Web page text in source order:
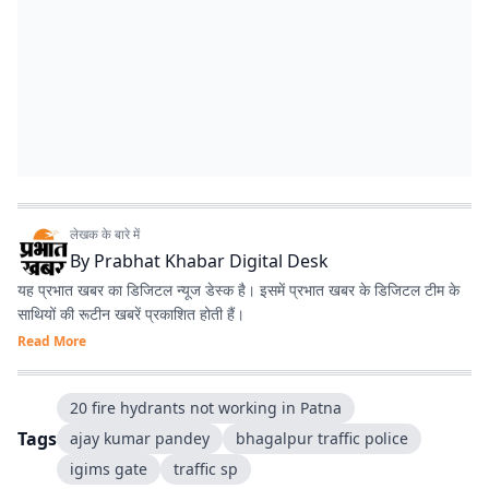
लेखक के बारे में
By Prabhat Khabar Digital Desk
यह प्रभात खबर का डिजिटल न्यूज डेस्क है। इसमें प्रभात खबर के डिजिटल टीम के
साथियों की रूटीन खबरें प्रकाशित होती हैं।
Read More
Tags
20 fire hydrants not working in Patna
ajay kumar pandey
bhagalpur traffic police
igims gate
traffic sp